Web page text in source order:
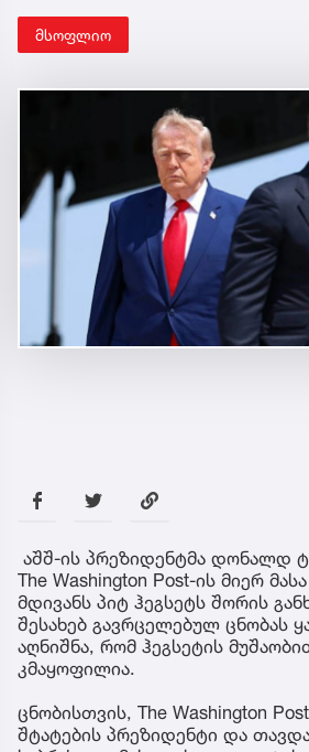
მსოფლიო
აშშ-ის პრეზიდენტმა დონალდ
The Washington Post-ის მიერ
მდივანს პიტ ჰეგსეტს შორის
შესახებ გავრცელებულ ცნობას
აღნიშნა, რომ ჰეგსეტის
კმაყოფილია.
ცნობისთვის, The Washington
შტატების პრეზიდენტი და